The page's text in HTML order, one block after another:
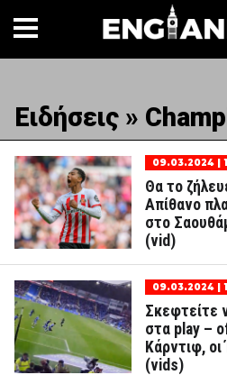
Ειδήσεις »
09.03.2024 |
Θα το
Απίθανο
στο
(vid)
09.03.2024 |
Σκεφτείτε
στα play –
Κάρντιφ,
(vids)